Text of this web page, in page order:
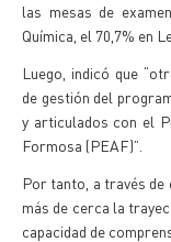
las mesas de
Química, el 70,7% en
Luego, indicó que
de gestión del
y articulados con el
Formosa (PEAF)”.
Por tanto, a través de
más de cerca la
capacidad de